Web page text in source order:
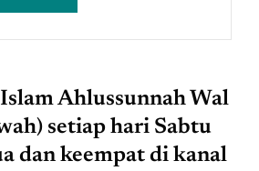
Ahlussunnah Wal
setiap hari Sabtu
dan keempat di kanal